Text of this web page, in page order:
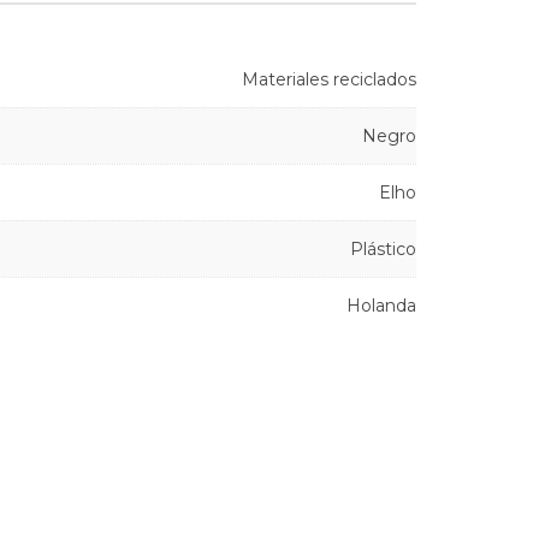
Materiales reciclados
Negro
Elho
Plástico
Holanda